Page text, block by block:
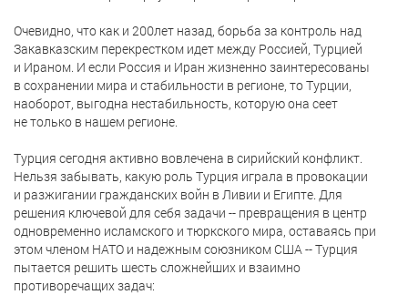
Очевидно, что как и 200лет назад, борьба за контроль над
Закавказским перекрестком идет между Россией, Турцией
и Ираном. И если Россия и Иран жизненно заинтересованы
в сохранении мира и стабильности в регионе, то Турции,
наоборот, выгодна нестабильность, которую она сеет
не только в нашем регионе.
Турция сегодня активно вовлечена в сирийский конфликт.
Нельзя забывать, какую роль Турция играла в провокации
и разжигании гражданских войн в Ливии и Египте. Для
решения ключевой для себя задачи -- превращения в центр
одновременно исламского и тюркского мира, оставаясь при
этом членом НАТО и надежным союзником США -- Турция
пытается решить шесть сложнейших и взаимно
противоречащих задач: